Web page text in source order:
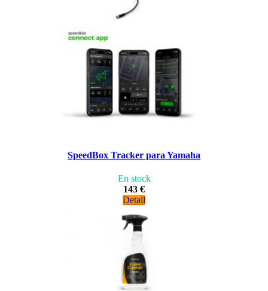
SpeedBox Tracker para Yamaha
En stock
143 €
Detail